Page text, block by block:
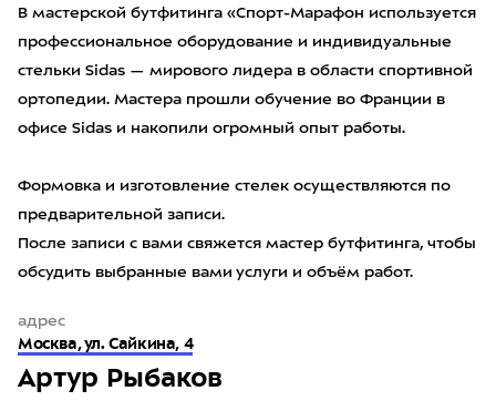
В мастерской бутфитинга «Спорт-Марафон используется
профессиональное оборудование и индивидуальные
стельки Sidas — мирового лидера в области спортивной
ортопедии. Мастера прошли обучение во Франции в
офисе Sidas и накопили огромный опыт работы.
Формовка и изготовление стелек осуществляются по
предварительной записи.
После записи с вами свяжется мастер бутфитинга, чтобы
обсудить выбранные вами услуги и объём работ.
адрес
Москва, ул. Сайкина, 4
Артур Рыбаков